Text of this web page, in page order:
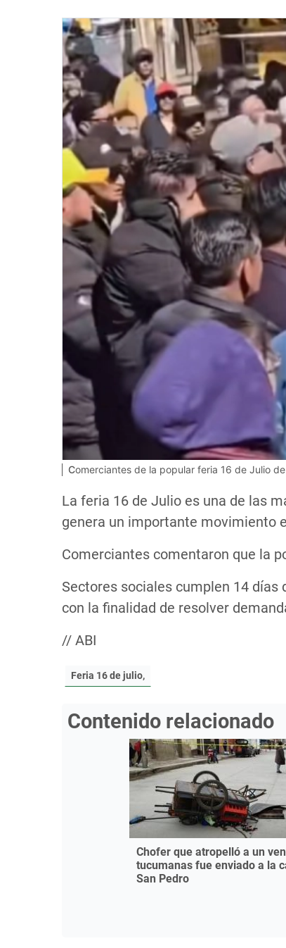
Comerciantes de la popular feria 16 de Julio
La feria 16 de Julio es una de las
genera un importante movimiento
Comerciantes comentaron que la
Sectores sociales cumplen 14 días
con la finalidad de resolver
// ABI
Feria 16 de julio,
Contenido relacionado
Chofer que atropelló a un
tucumanas fue enviado a la
San Pedro